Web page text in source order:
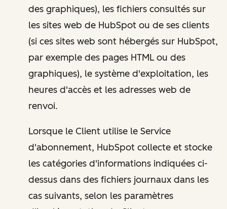
des graphiques), les fichiers consultés sur
les sites web de HubSpot ou de ses clients
(si ces sites web sont hébergés sur HubSpot,
par exemple des pages HTML ou des
graphiques), le système d'exploitation, les
heures d'accès et les adresses web de
renvoi.
Lorsque le Client utilise le Service
d'abonnement, HubSpot collecte et stocke
les catégories d'informations indiquées ci-
dessus dans des fichiers journaux dans les
cas suivants, selon les paramètres